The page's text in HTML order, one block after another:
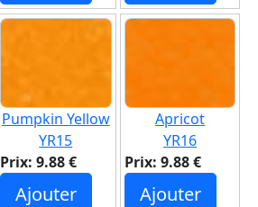
Pumpkin Yellow
YR15
Prix: 9.88 €
Ajouter
Apricot
YR16
Prix: 9.88 €
Ajouter